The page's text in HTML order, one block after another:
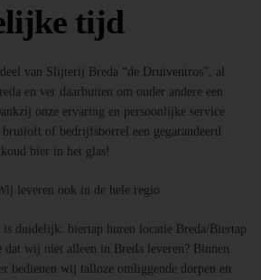
tijd
van Slijterij Breda “de Druiventros”, al
en ver daarbuiten om onder andere een
onze ervaring en persoonlijke service
of bedrijfsborrel een gegarandeerd
bier in het glas!
leveren ook in de hele regio
is duidelijk: biertap huren locatie Breda/Biertap
dat wij niet alleen in Breda leveren? Binnen
bedienen wij talloze omliggende dorpen en